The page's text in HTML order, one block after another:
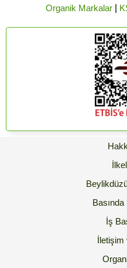
Organik Markalar|
İş
İletişim